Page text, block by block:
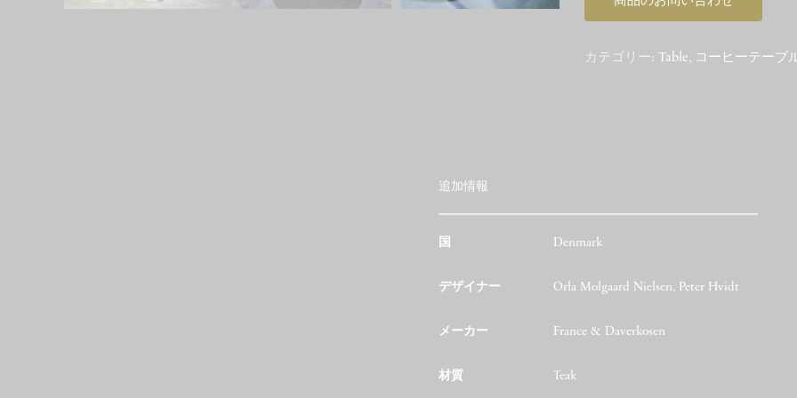
カテゴリー: Table, コーヒーテーブ
追加情報
国 Denmark
デザイナー Orla Molgaard Nielsen, Peter Hvidt
メーカー France & Daverkosen
材質 Teak